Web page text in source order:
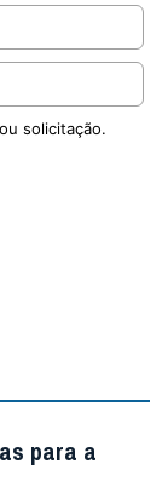
solicitação.
para a